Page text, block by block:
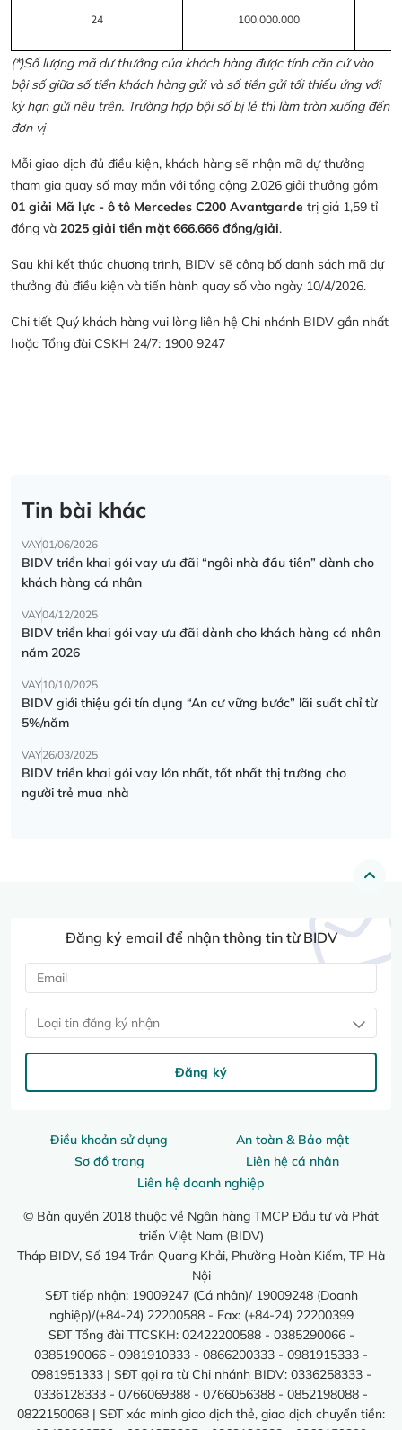
24 100.000.000
(*)Số lượng mã dự thưởng của khách hàng được tính căn cứ vào
bội số giữa số tiền khách hàng gửi và số tiền gửi tối thiểu ứng với
kỳ hạn gửi nêu trên. Trường hợp bội số bị lẻ thì làm tròn xuống đến
đơn vị
Mỗi giao dịch đủ điều kiện, khách hàng sẽ nhận mã dự thưởng
tham gia quay số may mắn với tổng cộng 2.026 giải thưởng gồm
01 giải Mã lực - ô tô Mercedes C200 Avantgarde trị giá 1,59 tỉ
đồng và 2025 giải tiền mặt 666.666 đồng/giải.
Sau khi kết thúc chương trình, BIDV sẽ công bố danh sách mã dự
thưởng đủ điều kiện và tiến hành quay số vào ngày 10/4/2026.
Chi tiết Quý khách hàng vui lòng liên hệ Chi nhánh BIDV gần nhất
hoặc Tổng đài CSKH 24/7: 1900 9247
Tin bài khác
VAY01/06/2026
BIDV triển khai gói vay ưu đãi “ngôi nhà đầu tiên” dành cho
khách hàng cá nhân
VAY04/12/2025
BIDV triển khai gói vay ưu đãi dành cho khách hàng cá nhân
năm 2026
VAY10/10/2025
BIDV giới thiệu gói tín dụng “An cư vững bước” lãi suất chỉ từ
5%/năm
VAY26/03/2025
BIDV triển khai gói vay lớn nhất, tốt nhất thị trường cho
người trẻ mua nhà
Điều khoản sử dụng
An toàn & Bảo mật
Sơ đồ trang
Liên hệ cá nhân
Liên hệ doanh nghiệp
© Bản quyền 2018 thuộc về Ngân hàng TMCP Đầu tư và Phát
triển Việt Nam (BIDV)
Tháp BIDV, Số 194 Trần Quang Khải, Phường Hoàn Kiếm, TP Hà
Nội
SĐT tiếp nhận: 19009247 (Cá nhân)/ 19009248 (Doanh
nghiệp)/(+84-24) 22200588 - Fax: (+84-24) 22200399
SĐT Tổng đài TTCSKH: 02422200588 - 0385290066 -
0385190066 - 0981910333 - 0866200333 - 0981915333 -
0981951333 | SĐT gọi ra từ Chi nhánh BIDV: 0336258333 -
0336128333 - 0766069388 - 0766056388 - 0852198088 -
0822150068 | SĐT xác minh giao dịch thẻ, giao dịch chuyển tiền:
Đăng ký email để nhận thông tin từ BIDV
Loại tin đăng ký nhận
Đăng ký